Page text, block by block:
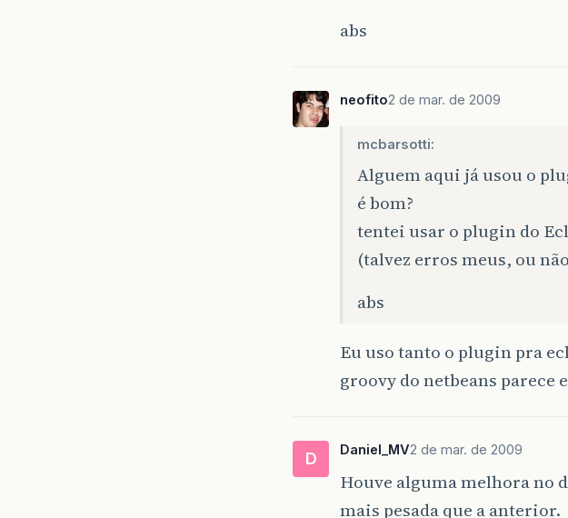
abs
neofito2 de mar. de 2009
mcbarsotti:
Alguem aqui já usou o
é bom?
tentei usar o plugin do
(talvez erros meus, ou
abs
Eu uso tanto o plugin pra
groovy do netbeans parece
D Daniel_MV2 de mar. de 2009
Houve alguma melhora no
mais pesada que a anterior.